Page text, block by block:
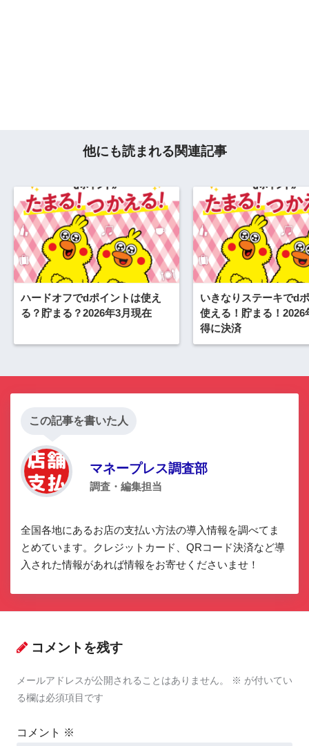
他にも読まれる関連記事
ハードオフでdポイントは使え
る？貯まる？2026年3月現在
いきなりステーキでd
使える！貯まる！2026
得に決済
この記事を書いた人
マネープレス調査部
調査・編集担当
全国各地にあるお店の支払い方法の導入情報を調べてま
とめています。クレジットカード、QRコード決済など導
入された情報があれば情報をお寄せくださいませ！
コメントを残す
メールアドレスが公開されることはありません。 ※ が付いてい
る欄は必須項目です
コメント ※